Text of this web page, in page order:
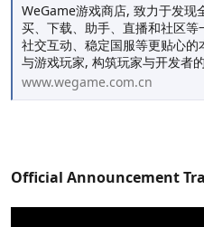
WeGame游戏商店, 致力于发现
买、下载、助手、直播和社区等
社交互动、稳定国服等更贴心
与游戏玩家, 构筑玩家与开发者的
www.wegame.com.cn
Official Announcement